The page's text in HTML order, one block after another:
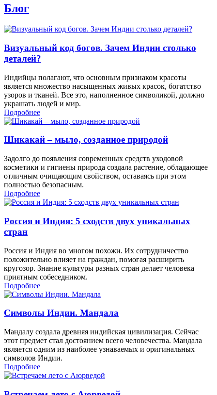
Блог
Визуальный код богов. Зачем Индии столько
деталей?
Индийцы полагают, что основным признаком красоты
является множество насыщенных живых красок, богатство
узоров и тканей. Все это, наполненное символикой, должно
украшать людей и мир.
Подробнее
Шикакай – мыло, созданное природой
Задолго до появления современных средств уходовой
косметики и гигиены природа создала растение, обладающее
отличным очищающим свойством, оставаясь при этом
полностью безопасным.
Подробнее
Россия и Индия: 5 сходств двух уникальных
стран
Россия и Индия во многом похожи. Их сотрудничество
положительно влияет на граждан, помогая расширить
кругозор. Знание культуры разных стран делает человека
приятным собеседником.
Подробнее
Символы Индии. Мандала
Мандалу создала древняя индийская цивилизация. Сейчас
этот предмет стал достоянием всего человечества. Мандала
является одним из наиболее узнаваемых и оригинальных
символов Индии.
Подробнее